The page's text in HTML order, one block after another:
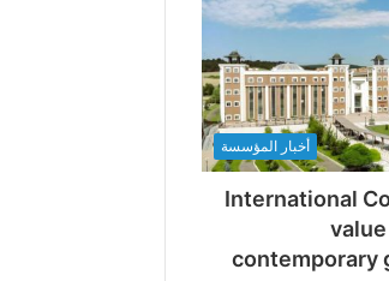
أخبار المؤسسة
International
contemporary